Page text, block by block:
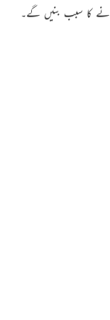
کا سبب بنیں گے۔